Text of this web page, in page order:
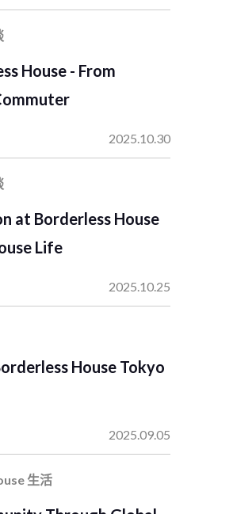
House - From
2025.10.30
at Borderless House
Life
2025.10.25
House Tokyo
2025.09.05
生活